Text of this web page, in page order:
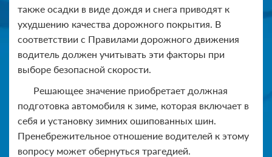
также осадки в виде дождя и снега приводят к
ухудшению качества дорожного покрытия. В
соответствии с Правилами дорожного движения
водитель должен учитывать эти факторы при
выборе безопасной скорости.
Решающее значение приобретает должная
подготовка автомобиля к зиме, которая включает в
себя и установку зимних ошипованных шин.
Пренебрежительное отношение водителей к этому
вопросу может обернуться трагедией.